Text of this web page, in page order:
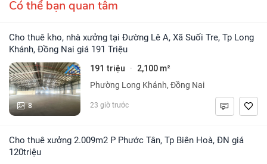
Có thể bạn quan tâm
Cho thuê kho, nhà xưởng tại Đường Lê A, Xã Suối Tre, Tp Long
Khánh, Đồng Nai giá 191 Triệu
8
191 triệu · 2,100 m²
Phường Long Khánh, Đồng Nai
23 giờ trước
Cho thuê xưởng 2.009m2 P Phước Tân, Tp Biên Hoà, ĐN giá
120triệu